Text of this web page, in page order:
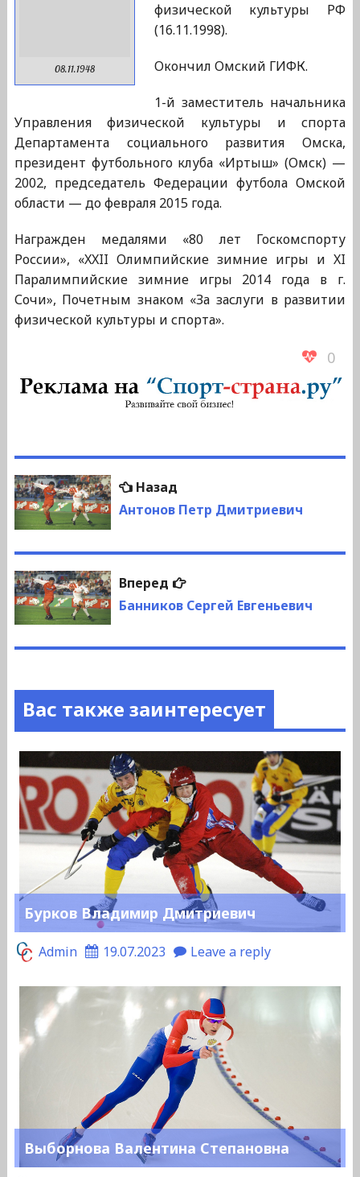
08.11.1948
физической культуры РФ
(16.11.1998).
Окончил Омский ГИФК.
1-й заместитель начальника
Управления физической культуры и спорта
Департамента социального развития Омска,
президент футбольного клуба «Иртыш» (Омск) —
2002, председатель Федерации футбола Омской
области — до февраля 2015 года.
Награжден медалями «80 лет Госкомспорту
России», «XXII Олимпийские зимние игры и XI
Паралимпийские зимние игры 2014 года в г.
Сочи», Почетным знаком «За заслуги в развитии
физической культуры и спорта».
0
Навигация
по
записям
НазадПредыдущая
запись:
Антонов Петр Дмитриевич
Вперед
Следующая
запись:
Банников Сергей Евгеньевич
Вас также заинтересует
Бурков Владимир Дмитриевич
Admin 19.07.2023 Leave a reply
Выборнова Валентина Степановна